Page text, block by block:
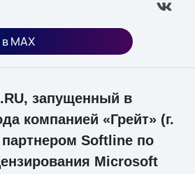
MAX
запущенный в
компанией «Грейт» (г.
партнером Softline по
Microsoft